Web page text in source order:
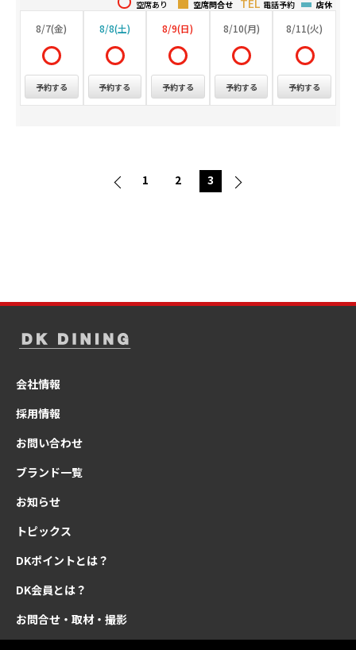
店休
電話予約
空席問合せ
空席あり
8/7(金)
予約する
8/8(土)
予約する
8/9(日)
予約する
8/10(月)
予約する
8/11(火)
予約する
1 2 3
会社情報
採用情報
お問い合わせ
ブランド一覧
お知らせ
トピックス
DKポイントとは？
DK会員とは？
お問合せ・取材・撮影